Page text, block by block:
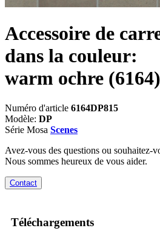
Accessoire de
dans la couleur:
warm ochre (6164)
Numéro d'article 6164DP815
Modèle: DP
Série Mosa Scenes
Avez-vous des questions ou souhaitez-
Nous sommes heureux de vous aider.
Contact
Téléchargements